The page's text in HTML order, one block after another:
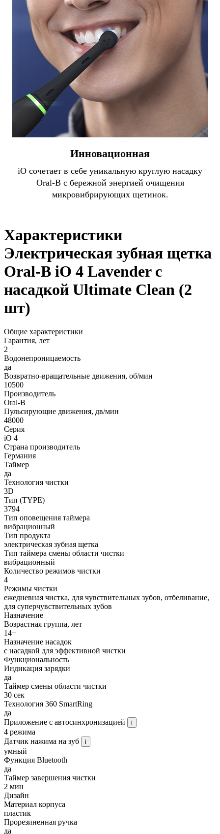
Инновационная
iO сочетает в себе уникальную круглую насадку
Oral-B с бережной энергией очищения
микровибрирующих щетинок.
Характеристики
Электрическая зубная щетка
Oral-B iO 4 Lavender с
насадкой Ultimate Clean (2
шт)
Общие характеристики
Гарантия, лет
2
Водонепроницаемость
да
Возвратно-вращательные движения, об/мин
10500
Производитель
Oral-B
Пульсирующие движения, дв/мин
48000
Серия
iO 4
Страна производитель
Германия
Таймер
да
Технология чистки
3D
Тип (TYPE)
3794
Тип оповещения таймера
вибрационный
Тип продукта
электрическая зубная щетка
Тип таймера смены области чистки
вибрационный
Количество режимов чистки
4
Режимы чистки
ежедневная чистка, для чувствительных зубов, отбеливание,
для суперчувствительных зубов
Назначение
Возрастная группа, лет
14+
Назначение насадок
с насадкой для эффективной чистки
Функциональность
Индикация зарядки
да
Таймер смены области чистки
30 сек
Технология 360 SmartRing
да
Приложение с автосинхронизацией
i
4 режима
Датчик нажима на зуб
i
умный
Функция Bluetooth
да
Таймер завершения чистки
2 мин
Дизайн
Материал корпуса
пластик
Прорезиненная ручка
да